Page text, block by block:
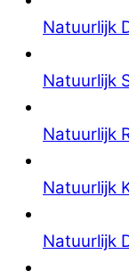
Natuurlijk
Natuurlijk
Natuurlijk
Natuurlijk
Natuurlijk